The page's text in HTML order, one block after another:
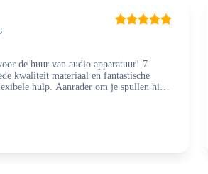
de huur van audio apparatuur! 7
kwaliteit materiaal en fantastische
hulp. Aanrader om je spullen hier